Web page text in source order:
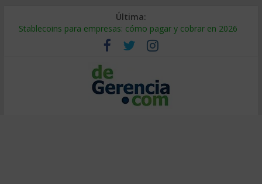
Última:
Stablecoins para empresas: cómo pagar y cobrar en 2026
Despido silencioso: qué es y por qué sale tan caro
IA en selección de personal: cómo auditarla a tiempo
Trabajo forzoso en la cadena de suministro: qué hacer
Mercado hispano de EE. UU.: cómo segmentarlo y venderle